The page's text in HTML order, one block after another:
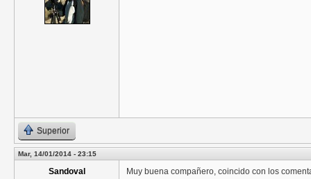
Superior
Mar, 14/01/2014 - 23:15
Sandoval Muy buena compañero, coincido con los